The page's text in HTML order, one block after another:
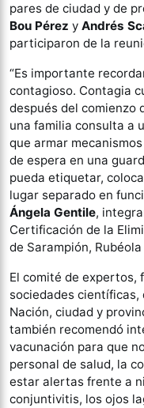
pares de ciudad y de
Bou Pérez y Andrés
participaron de la
“Es importante
contagioso. Contagia
después del comienzo
una familia consulta a
que armar
de espera en una
pueda etiquetar,
lugar separado en
Ángela Gentile,
Certificación de la
de Sarampión,
El comité de expertos,
sociedades científicas,
Nación, ciudad y
también recomendó
vacunación para que
personal de salud, la
estar alertas frente a
conjuntivitis, los ojos